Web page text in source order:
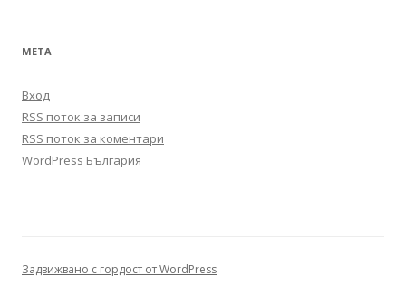
МЕТА
Вход
RSS поток за записи
RSS поток за коментари
WordPress България
Задвижвано с гордост от WordPress